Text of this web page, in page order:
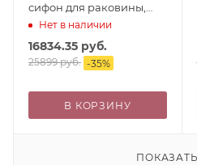
сифон для раковины,
донный клапан с
переливом, хром
Нет в наличии
16834.35 руб.
25899руб. -35%
В КОРЗИНУ